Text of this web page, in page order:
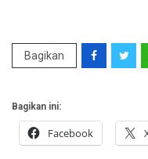
Bagikan
Bagikan ini:
Facebook